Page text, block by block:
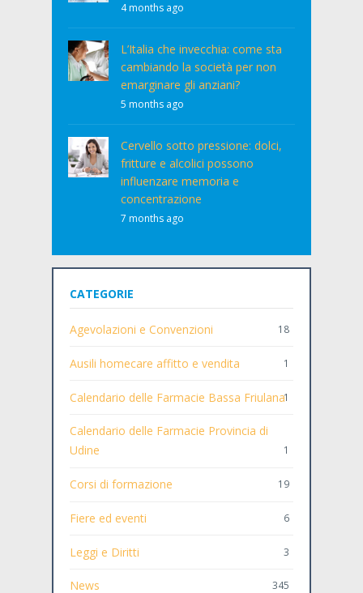
4 months ago
L’Italia che invecchia: come sta
cambiando la società per non
emarginare gli anziani?
5 months ago
Cervello sotto pressione: dolci,
fritture e alcolici possono
influenzare memoria e
concentrazione
7 months ago
CATEGORIE
Agevolazioni e Convenzioni 18
Ausili homecare affitto e vendita 1
Calendario delle Farmacie Bassa Friulana1
Calendario delle Farmacie Provincia di
Udine
1
Corsi di formazione 19
Fiere ed eventi 6
Leggi e Diritti 3
News 345